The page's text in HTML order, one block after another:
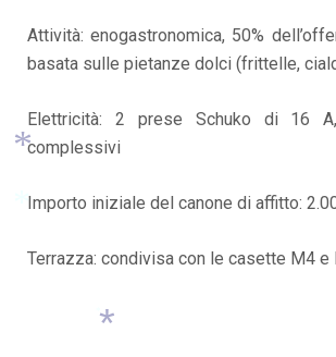
Attività: enogastronomica, 50%
basata sulle pietanze dolci (frittelle,
Elettricità: 2 prese Schuko di 16
complessivi
Importo iniziale del canone di affitto:
Terrazza: condivisa con le casette M4 e